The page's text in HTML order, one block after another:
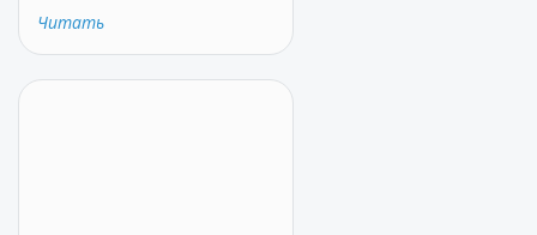
Читать